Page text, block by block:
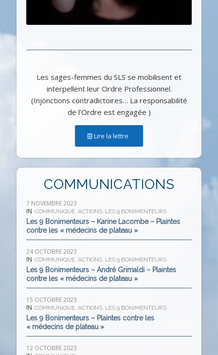
Les sages-femmes du SLS se mobilisent et
interpellent leur Ordre Professionnel.
(Injonctions contradictoires… La responsabilité
de l’Ordre est engagée )
Lire la lettre
COMMUNICATIONS
7 NOVEMBRE 2023
IN COMMUNIQUE, ACTIONS, LES 9 BONIMENTEURS
Les 9 Bonimenteurs – Karine Lacombe – Plaintes
contre les « médecins de plateau »
24 OCTOBRE 2023
IN COMMUNIQUE, ACTIONS, LES 9 BONIMENTEURS
Les 9 Bonimenteurs – André Grimaldi – Plaintes
contre les « médecins de plateau »
15 OCTOBRE 2023
IN COMMUNIQUE, ACTIONS, LES 9 BONIMENTEURS
Les 9 Bonimenteurs – Plaintes contre les
« médecins de plateau »
12 OCTOBRE 2023